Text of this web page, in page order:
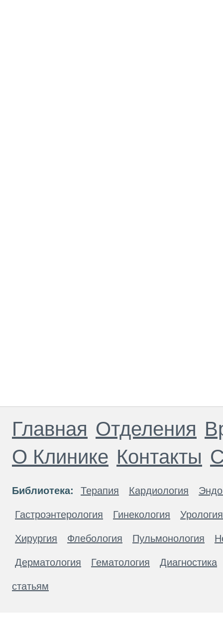
Главная Отделения
О Клинике Контакты
Библиотека: Терапия Кардиология
Гастроэнтерология Гинекология Урология
Хирургия Флебология Пульмонология
Дерматология Гематология Диагностика
статьям